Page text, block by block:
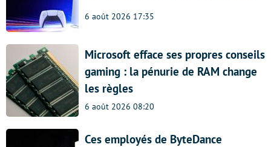
6 août 2026 17:35
Microsoft efface ses propres conseils
gaming : la pénurie de RAM change
les règles
6 août 2026 08:20
Ces employés de ByteDance